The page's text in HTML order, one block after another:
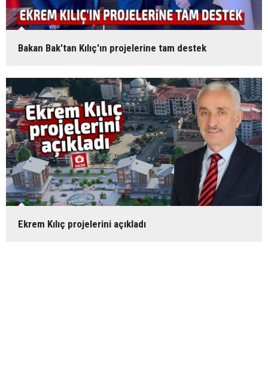
Bakan Bak'tan Kılıç'ın projelerine tam destek
Ekrem Kılıç projelerini açıkladı